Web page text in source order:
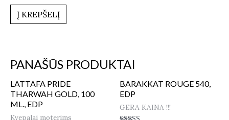
iš
Į KREPŠELĮ
PANAŠŪS PRODUKTAI
LATTAFA PRIDE
THARWAH GOLD, 100
ML., EDP
Kvepalai moterims
BARAKKAT ROUGE 540,
EDP
GERA KAINA !!!